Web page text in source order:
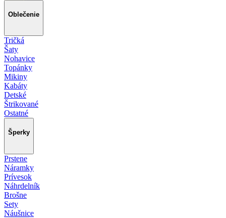
Oblečenie
Tričká
Šaty
Nohavice
Topánky
Mikiny
Kabáty
Detské
Štrikované
Ostatné
Šperky
Prstene
Náramky
Prívesok
Náhrdelník
Brošne
Sety
Náušnice